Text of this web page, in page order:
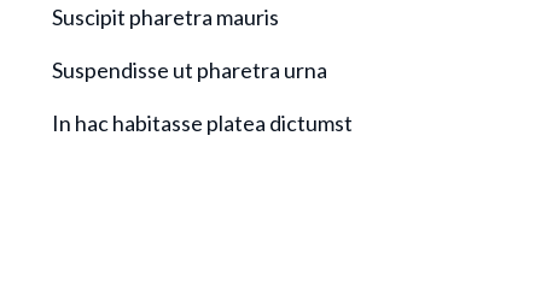
Suscipit pharetra mauris
Suspendisse ut pharetra urna
In hac habitasse platea dictumst